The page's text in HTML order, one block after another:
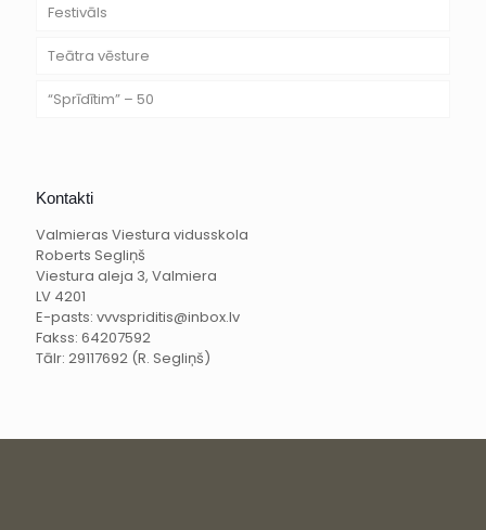
Festivāls
Teātra vēsture
“Sprīdītim” – 50
Kontakti
Valmieras Viestura vidusskola
Roberts Segliņš
Viestura aleja 3, Valmiera
LV 4201
E-pasts: vvvspriditis@inbox.lv
Fakss: 64207592
Tālr: 29117692 (R. Segliņš)